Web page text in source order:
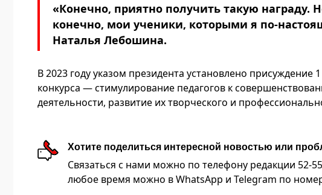
«Конечно, приятно получить такую награду.
конечно, мои ученики, которыми я по-
Наталья Лебошина.
В 2023 году указом президента установлено
конкурса — стимулирование педагогов к
деятельности, развитие их творческого и
Хотите поделиться интересной новостью или
Связаться с нами можно по телефону редакции 52-
любое время можно в WhatsApp и Telegram по